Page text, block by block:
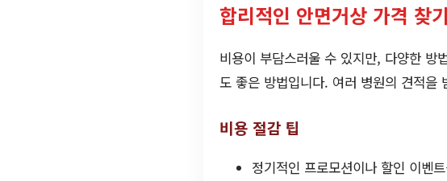
합리적인 안면거상 가격 찾기
비용이 부담스러울 수 있지만, 다양한 방
도 좋은 방법입니다. 여러 병원의 견적을
비용 절감 팁
정기적인 프로모션이나 할인 이벤